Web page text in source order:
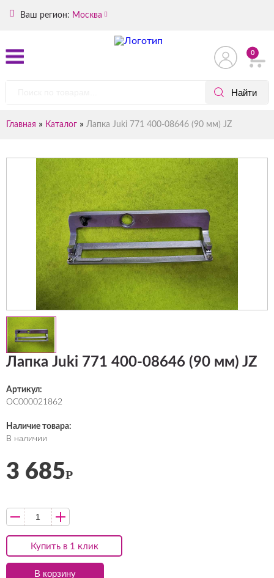
Ваш регион: Москва
0
Главная » Каталог » Лапка Juki 771 400-08646 (90 мм) JZ
Лапка Juki 771 400-08646 (90 мм) JZ
Артикул:
ОС000021862
Наличие товара:
В наличии
Купить в 1 клик
3 685Р
В корзину